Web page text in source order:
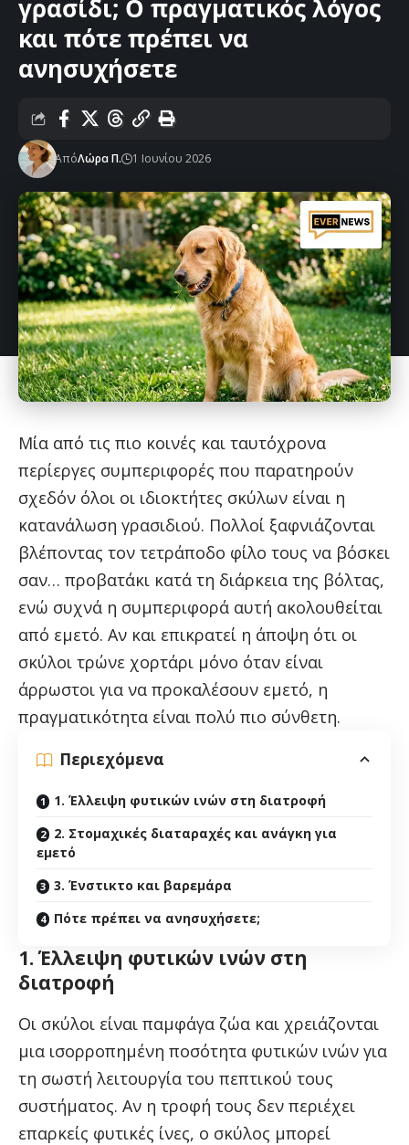
γρασίδι; Ο πραγματικός λόγος
και πότε πρέπει να
ανησυχήσετε
ΑπόΛώρα Π. 1 Ιουνίου 2026
Μία από τις πιο κοινές και ταυτόχρονα
περίεργες συμπεριφορές που παρατηρούν
σχεδόν όλοι οι ιδιοκτήτες σκύλων είναι η
κατανάλωση γρασιδιού. Πολλοί ξαφνιάζονται
βλέποντας τον τετράποδο φίλο τους να βόσκει
σαν… προβατάκι κατά τη διάρκεια της βόλτας,
ενώ συχνά η συμπεριφορά αυτή ακολουθείται
από εμετό. Αν και επικρατεί η άποψη ότι οι
σκύλοι τρώνε χορτάρι μόνο όταν είναι
άρρωστοι για να προκαλέσουν εμετό, η
πραγματικότητα είναι πολύ πιο σύνθετη.
Περιεχόμενα
1. Έλλειψη φυτικών ινών στη διατροφή
2. Στομαχικές διαταραχές και ανάγκη για
εμετό
3. Ένστικτο και βαρεμάρα
Πότε πρέπει να ανησυχήσετε;
1. Έλλειψη φυτικών ινών στη
διατροφή
Οι σκύλοι είναι παμφάγα ζώα και χρειάζονται
μια ισορροπημένη ποσότητα φυτικών ινών για
τη σωστή λειτουργία του πεπτικού τους
συστήματος. Αν η τροφή τους δεν περιέχει
επαρκείς φυτικές ίνες, ο σκύλος μπορεί